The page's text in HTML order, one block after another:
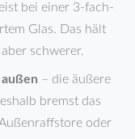
bei einer 3-fach-
Glas. Das hält
schwerer.
– die äußere
bremst das
oder